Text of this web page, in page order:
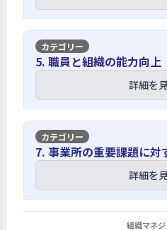
のビジョン・理念に
理解を深めるために
研修を行っています。
園長とエリアマネー
し、職員会議や研修
園長は、自らの役割
実現していく土台と
緊張せず、意見や相
係をつくること」で
す。エリアマネージ
ています。学びや食
機会や戸外活動への
がら、保育内容など
職員ニーズについて
会議、相談や提案の
安心して話せること
せること、負担を減
進められることを大
け止めています。あ
や備品整備の考え方
同士や園長との関係
直しにつなげていま
本姿勢と職業倫理を
ます
法人職員または保育
き法や規則について
しています。あわせ
を園内で実施し、理
学」を通して法人の
を職員に伝えていま
面研修で用いる「社
勢」の資料を作成・
大切にする視点を整
した取り組みを通し
【講評】
幼児定員の確保と保
SNSを運用するなど
ます
経営面では、幼児ク
や、職員体制の安定
捉えています。また
理意識の向上も優先
ています。これに
5. 職員と組織の能力向上
詳細を
【講評】
採用時の重視点を定
と研修を通じて職員
職員の採用に際し
7. 事業所の重要課題に対
詳細を
組織マネ